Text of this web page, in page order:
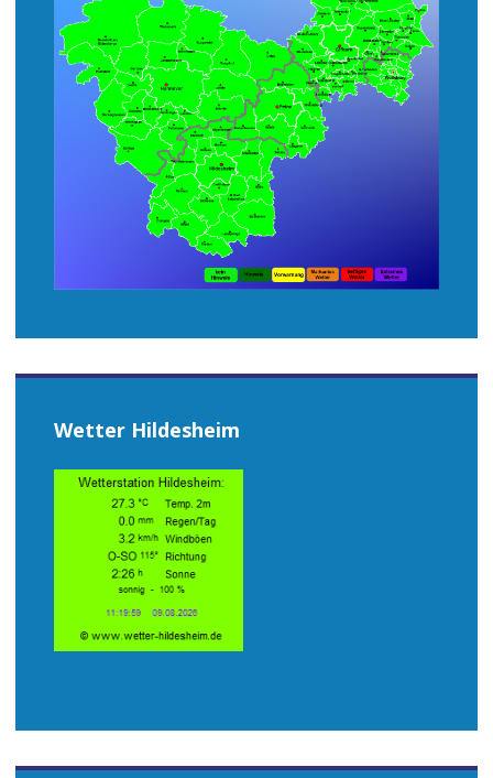
Wetter Hildesheim